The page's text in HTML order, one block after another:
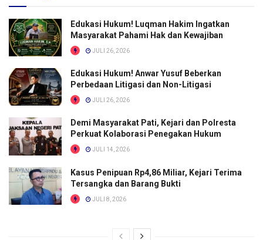
Edukasi Hukum! Luqman Hakim Ingatkan
Masyarakat Pahami Hak dan Kewajiban
JULI 26, 2026
Edukasi Hukum! Anwar Yusuf Beberkan
Perbedaan Litigasi dan Non-Litigasi
JULI 26, 2026
Demi Masyarakat Pati, Kejari dan Polresta
Perkuat Kolaborasi Penegakan Hukum
JULI 14, 2026
Kasus Penipuan Rp4,86 Miliar, Kejari Terima
Tersangka dan Barang Bukti
JULI 8, 2026